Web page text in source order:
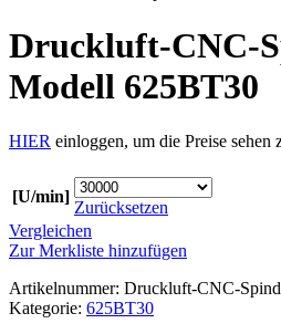
Druckluft-CNC-
Modell 625BT30
HIER einloggen, um die Preise sehen
[U/min]
Zurücksetzen
Vergleichen
Zur Merkliste hinzufügen
Artikelnummer: Druckluft-CNC-
Kategorie: 625BT30